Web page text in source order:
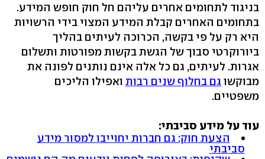
בניגוד לתחומים אחרים עליהם חל חוק חופש המידע.
בתחומים האחרים קבלת המידע המצוי בידי הרשויות
היא רק על פי בקשה, הכרוכה לעיתים בהליך
ביורוקרטי סבוך של הגשת בקשות מפורטות ותשלום
אגרות. לעיתים, גם כל אלה אינם נותנים לפונה את
מבוקשו גם בחלוף שנים רבות ואפילו הליכים
משפטיים.
עוד על מידע סביבתי:
הצעת חוק: גם חברות יחוייבו למסור מידע
סביבתי